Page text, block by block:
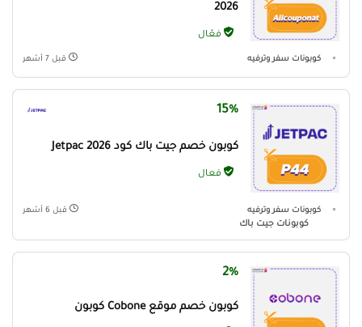
2026
فعّال
كوبونات سفر وترفيه قبل 7 أشهر
15%
كوبون خصم جيت باك كود Jetpac 2026
فعال
كوبونات سفر وترفيه
كوبونات جيت باك
قبل 6 أشهر
2%
كوبون خصم موقع Cobone كوبون